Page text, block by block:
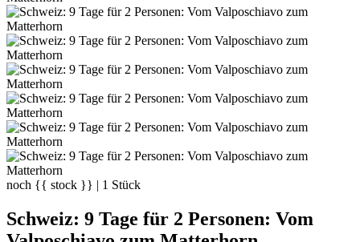
noch {{ stock }} | 1 Stück
Schweiz: 9 Tage für 2 Personen: Vom